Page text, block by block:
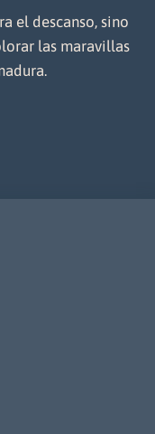
el descanso, sino
las maravillas